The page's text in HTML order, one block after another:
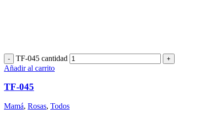
TF-045 cantidad
Añadir al carrito
TF-045
Mamá, Rosas, Todos